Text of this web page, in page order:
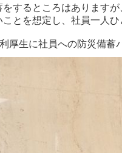
するところはあります
とを想定し、社員一人
厚生に社員への防災備